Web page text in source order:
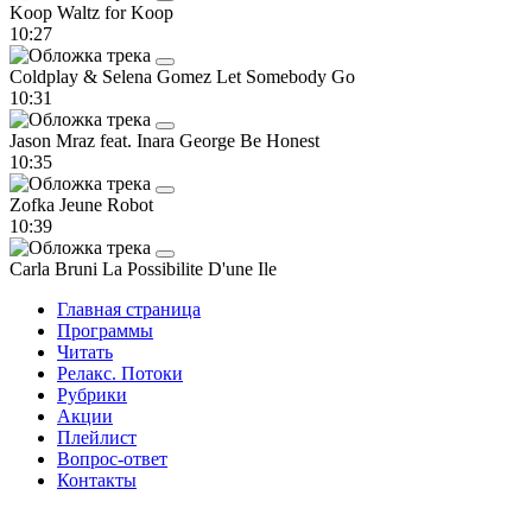
Koop Waltz for Koop
10:27
Coldplay & Selena Gomez Let Somebody Go
10:31
Jason Mraz feat. Inara George Be Honest
10:35
Zofka Jeune Robot
10:39
Carla Bruni La Possibilite D'une Ile
Главная страница
Программы
Читать
Релакс. Потоки
Рубрики
Акции
Плейлист
Вопрос-ответ
Контакты